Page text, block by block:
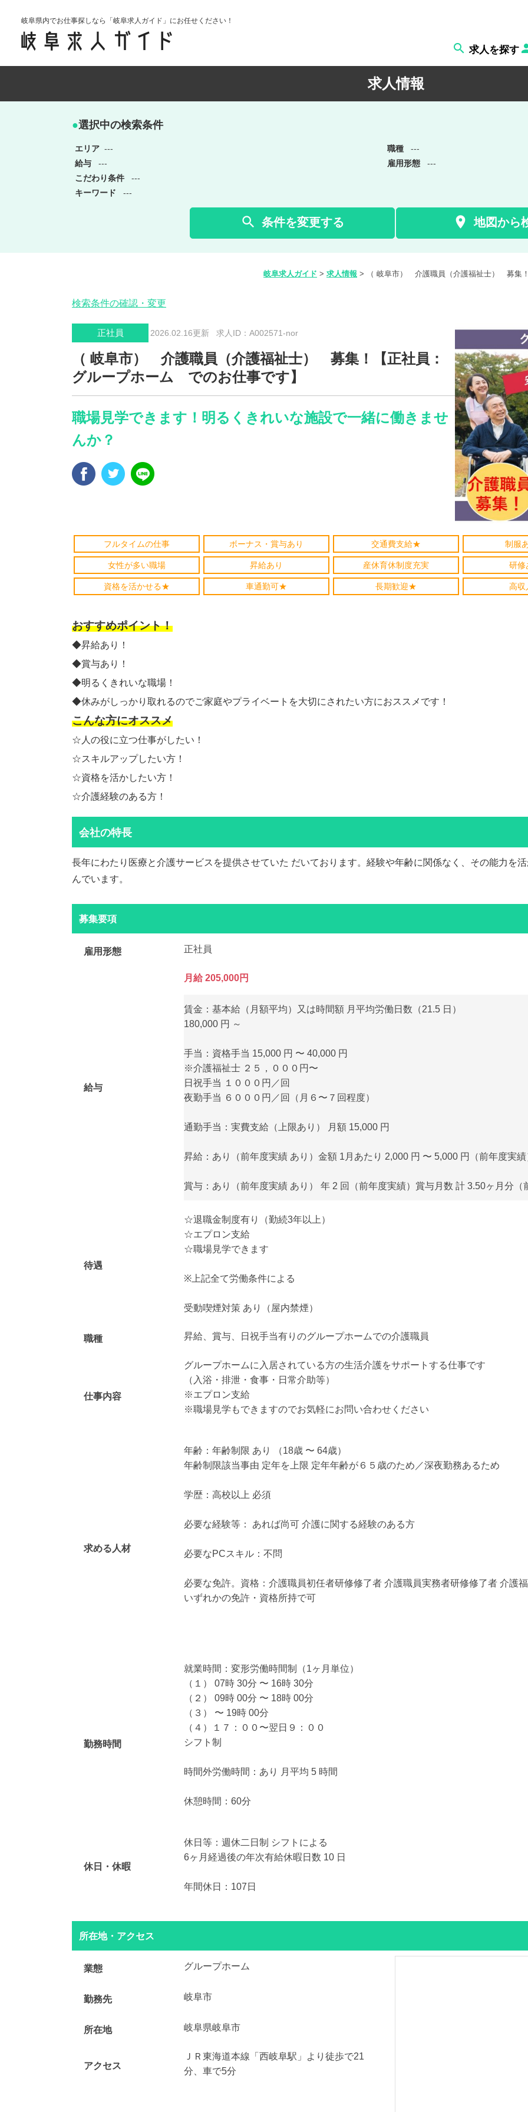
岐阜県内でお仕事探しなら「岐阜求人ガイド」にお任せください！
 求人を探す
求人情報
●選択中の検索条件
エリア --- 職種
---
給与
--- 雇用形態
---
こだわり条件
---
キーワード
---
 条件を変更する  地図から
岐阜求人ガイド > 求人情報 > （ 岐阜市） 介護職員（介護福祉士） 募集
検索条件の確認・変更
正社員 2026.02.16更新 求人ID：A002571-nor
（ 岐阜市） 介護職員（介護福祉士） 募集！【正社員：
グループホーム でのお仕事です】
職場見学できます！明るくきれいな施設で一緒に働きませ
んか？
フルタイムの仕事 ボーナス・賞与あり 交通費支給★ 制服
女性が多い職場 昇給あり 産休育休制度充実 研修
資格を活かせる★ 車通勤可★ 長期歓迎★ 高
おすすめポイント！
◆昇給あり！
◆賞与あり！
◆明るくきれいな職場！
◆休みがしっかり取れるのでご家庭やプライベートを大切にされたい方におススメです！
こんな方にオススメ
☆人の役に立つ仕事がしたい！
☆スキルアップしたい方！
☆資格を活かしたい方！
☆介護経験のある方！
会社の特長
長年にわたり医療と介護サービスを提供させていた だいております。経験や年齢に関係なく、その能力を
んでいます。
募集要項
雇用形態 正社員
給与
月給 205,000円
賃金：基本給（月額平均）又は時間額 月平均労働日数（21.5 日）
180,000 円 ～
手当：資格手当 15,000 円 〜 40,000 円
※介護福祉士 ２５，０００円〜
日祝手当 １０００円／回
夜勤手当 ６０００円／回（月６〜７回程度）
通勤手当：実費支給（上限あり） 月額 15,000 円
昇給：あり（前年度実績 あり）金額 1月あたり 2,000 円 〜 5,000 円（前年度実績
賞与：あり（前年度実績 あり） 年 2 回（前年度実績）賞与月数 計 3.50ヶ月分（
待遇
☆退職金制度有り（勤続3年以上）
☆エプロン支給
☆職場見学できます
※上記全て労働条件による
受動喫煙対策 あり（屋内禁煙）
職種 昇給、賞与、日祝手当有りのグループホームでの介護職員
仕事内容
グループホームに入居されている方の生活介護をサポートする仕事です
（入浴・排泄・食事・日常介助等）
※エプロン支給
※職場見学もできますのでお気軽にお問い合わせください
求める人材
年齢：年齢制限 あり （18歳 〜 64歳）
年齢制限該当事由 定年を上限 定年年齢が６５歳のため／深夜勤務あるため
学歴：高校以上 必須
必要な経験等： あれば尚可 介護に関する経験のある方
必要なPCスキル：不問
必要な免許。資格：介護職員初任者研修修了者 介護職員実務者研修修了者 介護
いずれかの免許・資格所持で可
勤務時間
就業時間：変形労働時間制（1ヶ月単位）
（１） 07時 30分 〜 16時 30分
（２） 09時 00分 〜 18時 00分
（３） 〜 19時 00分
（４）１７：００〜翌日９：００
シフト制
時間外労働時間：あり 月平均 5 時間
休憩時間：60分
休日・休暇
休日等：週休二日制 シフトによる
6ヶ月経過後の年次有給休暇日数 10 日
年間休日：107日
所在地・アクセス
業態 グループホーム
勤務先 岐阜市
所在地 岐阜県岐阜市
アクセス
ＪＲ東海道本線「西岐阜駅」より徒歩で21
分、車で5分